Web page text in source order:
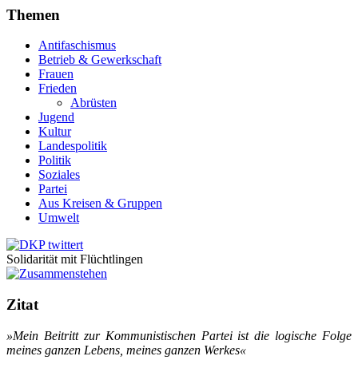
Themen
Antifaschismus
Betrieb & Gewerkschaft
Frauen
Frieden
Abrüsten
Jugend
Kultur
Landespolitik
Politik
Soziales
Partei
Aus Kreisen & Gruppen
Umwelt
Solidarität mit Flüchtlingen
Zitat
»Mein Bei­tritt zur Kom­mu­nis­ti­schen Par­tei ist die lo­gi­sche Fol­ge
mei­nes gan­zen Le­bens, mei­nes gan­zen Wer­kes«